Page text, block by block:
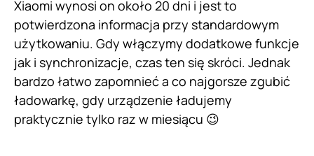
Xiaomi wynosi on około 20 dni i jest to
potwierdzona informacja przy standardowym
użytkowaniu. Gdy włączymy dodatkowe funkcje
jak i synchronizacje, czas ten się skróci. Jednak
bardzo łatwo zapomnieć a co najgorsze zgubić
ładowarkę, gdy urządzenie ładujemy
praktycznie tylko raz w miesiącu 😉